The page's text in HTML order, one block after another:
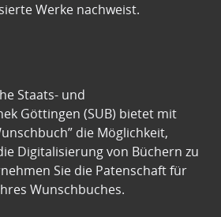
Werke nachweist.
Staats- und
Göttingen (SUB) bietet mit
die Möglichkeit,
Digitalisierung von Büchern zu
Sie die Patenschaft für
Wunschbuches.